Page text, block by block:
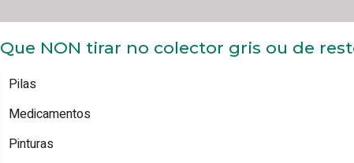
Que NON tirar no colector gris ou de
Pilas
Medicamentos
Pinturas